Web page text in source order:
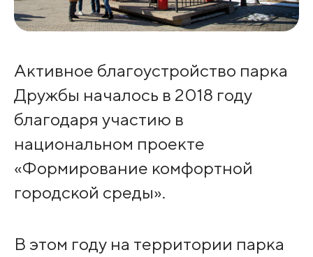
Активное благоустройство парка
Дружбы началось в 2018 году
благодаря участию в
национальном проекте
«Формирование комфортной
городской среды».
В этом году на территории парка